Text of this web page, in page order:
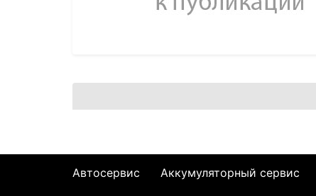
Автосервис Аккумуляторный сервис